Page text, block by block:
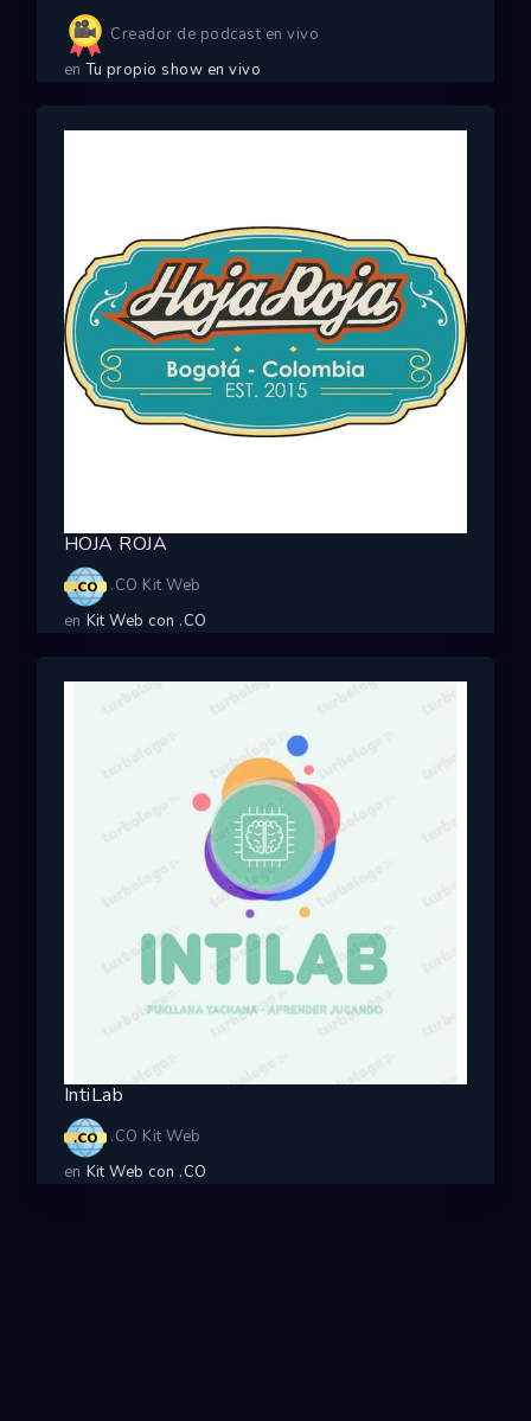
Creador de podcast en vivo
enTu propio show en vivo
HOJA ROJA
.CO Kit Web
en Kit Web con .CO
IntiLab
.CO Kit Web
en Kit Web con .CO